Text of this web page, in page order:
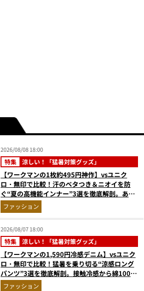
2026/08/08 18:00
特集 涼しい！「猛暑対策グッズ」
【ワークマンの1枚約495円神作】vsユニク
ロ・無印で比較！汗のベタつき＆ニオイを防
ぐ“夏の高機能インナー”3選を徹底解剖。あな
たに最適な1着は？
ファッション
2026/08/07 18:00
特集 涼しい！「猛暑対策グッズ」
【ワークマンの1,590円冷感デニム】vsユニク
ロ・無印で比較！猛暑を乗り切る“涼感ロング
パンツ”3選を徹底解剖。接触冷感から綿100%
まで決定版
ファッション